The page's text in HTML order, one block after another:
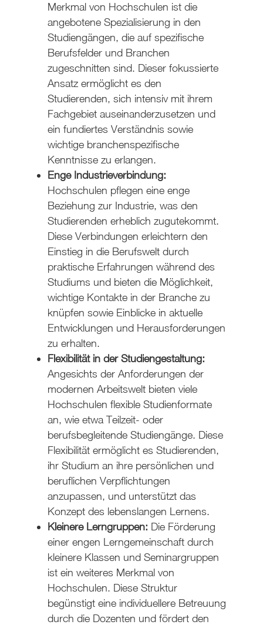
Merkmal von Hochschulen ist die
angebotene Spezialisierung in den
Studiengängen, die auf spezifische
Berufsfelder und Branchen
zugeschnitten sind. Dieser fokussierte
Ansatz ermöglicht es den
Studierenden, sich intensiv mit ihrem
Fachgebiet auseinanderzusetzen und
ein fundiertes Verständnis sowie
wichtige branchenspezifische
Kenntnisse zu erlangen.
Enge Industrieverbindung:
Hochschulen pflegen eine enge
Beziehung zur Industrie, was den
Studierenden erheblich zugutekommt.
Diese Verbindungen erleichtern den
Einstieg in die Berufswelt durch
praktische Erfahrungen während des
Studiums und bieten die Möglichkeit,
wichtige Kontakte in der Branche zu
knüpfen sowie Einblicke in aktuelle
Entwicklungen und Herausforderungen
zu erhalten.
Flexibilität in der Studiengestaltung:
Angesichts der Anforderungen der
modernen Arbeitswelt bieten viele
Hochschulen flexible Studienformate
an, wie etwa Teilzeit- oder
berufsbegleitende Studiengänge. Diese
Flexibilität ermöglicht es Studierenden,
ihr Studium an ihre persönlichen und
beruflichen Verpflichtungen
anzupassen, und unterstützt das
Konzept des lebenslangen Lernens.
Kleinere Lerngruppen: Die Förderung
einer engen Lerngemeinschaft durch
kleinere Klassen und Seminargruppen
ist ein weiteres Merkmal von
Hochschulen. Diese Struktur
begünstigt eine individuellere Betreuung
durch die Dozenten und fördert den